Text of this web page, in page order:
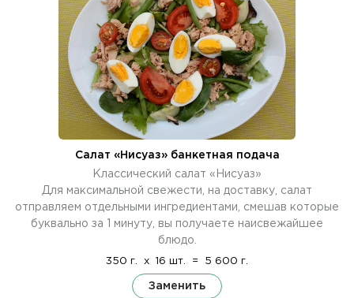
Салат «Нисуаз» банкетная подача
Классический салат «Нисуаз»
Для максимальной свежести, на доставку, салат
отправляем отдельными ингредиентами, смешав которые
буквально за 1 минуту, вы получаете наисвежайшее
блюдо.
350 г. x 16 шт. = 5 600 г.
Заменить